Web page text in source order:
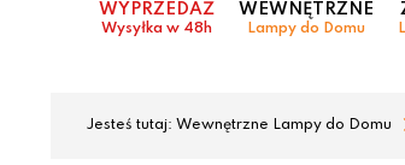
WYPRZEDAŻ
Wysyłka w 48h
WEWNĘTRZNE
Lampy do Domu
Jesteś tutaj: Wewnętrzne Lampy do Domu